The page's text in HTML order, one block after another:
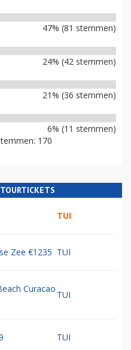
47% (81 stemmen)
24% (42 stemmen)
21% (36 stemmen)
6% (11 stemmen)
170
TUI
Zee €1235 TUI
Curacao
TUI
TUI